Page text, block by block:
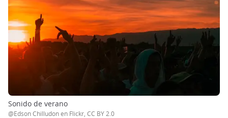
Sonido de verano
@Edson Chilludon en Flickr, CC BY 2.0